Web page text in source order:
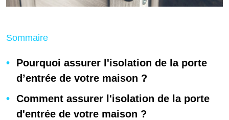
Sommaire
Pourquoi assurer l'isolation de la porte
d’entrée de votre maison ?
Comment assurer l'isolation de la porte
d'entrée de votre maison ?